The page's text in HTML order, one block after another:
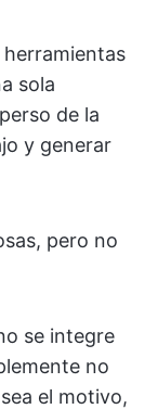
sola
de la
y generar
pero no
se integre
no
el motivo,